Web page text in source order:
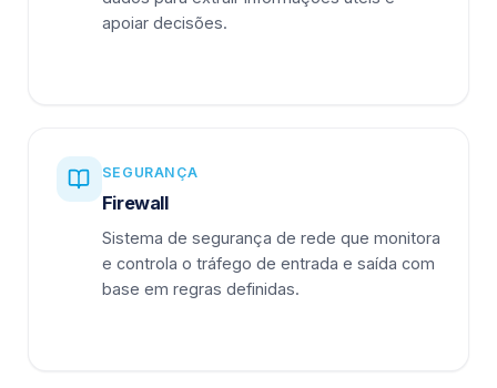
apoiar decisões.
SEGURANÇA
Firewall
Sistema de segurança de rede que monitora
e controla o tráfego de entrada e saída com
base em regras definidas.